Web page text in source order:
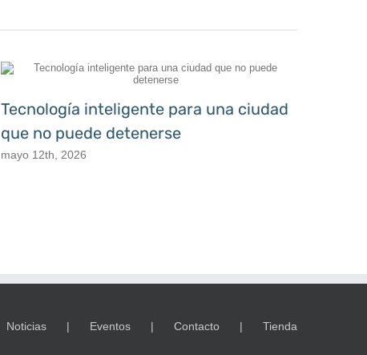
Tecnología inteligente para una ciudad
que no puede detenerse
mayo 12th, 2026
Noticias Eventos Contacto Tienda